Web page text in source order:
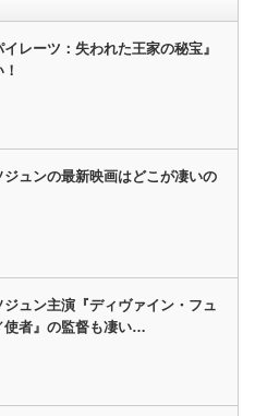
レーツ：失われた王家の秘宝』
ジュンの最新映画はどこが凄いの
ジュン主演『ディヴァイン・フュ
使者』の監督も凄い…